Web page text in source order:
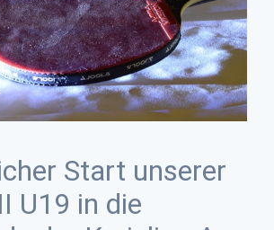
Start unserer
U19 in die